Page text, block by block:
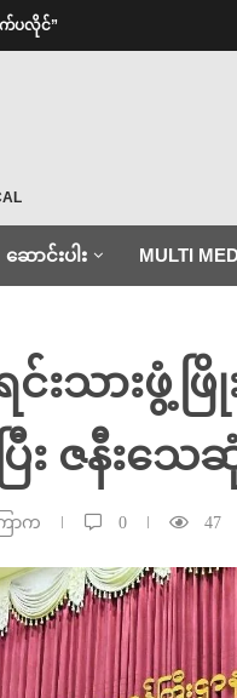
က်ပလိုင်”
ဆောင်းပါး MULTI
င်းသားဖွံ့ဖ
း ဇနီးသေ
ာက 0 47